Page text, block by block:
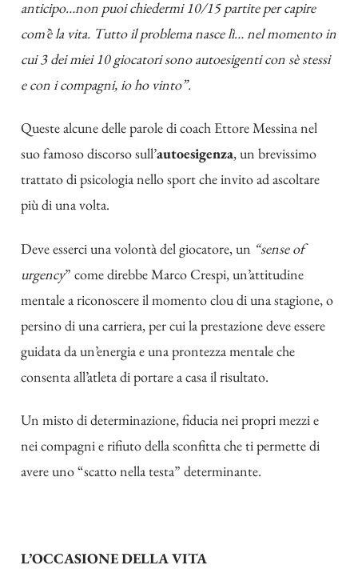
anticipo…non puoi chiedermi 10/15 partite per capire
com’è la vita. Tutto il problema nasce lì… nel momento in
cui 3 dei miei 10 giocatori sono autoesigenti con sè stessi
e con i compagni, io ho vinto”.
Queste alcune delle parole di coach Ettore Messina nel
suo famoso discorso sull’autoesigenza, un brevissimo
trattato di psicologia nello sport che invito ad ascoltare
più di una volta.
Deve esserci una volontà del giocatore, un “sense of
urgency” come direbbe Marco Crespi, un’attitudine
mentale a riconoscere il momento clou di una stagione, o
persino di una carriera, per cui la prestazione deve essere
guidata da un’energia e una prontezza mentale che
consenta all’atleta di portare a casa il risultato.
Un misto di determinazione, fiducia nei propri mezzi e
nei compagni e rifiuto della sconfitta che ti permette di
avere uno “scatto nella testa” determinante.
L’OCCASIONE DELLA VITA